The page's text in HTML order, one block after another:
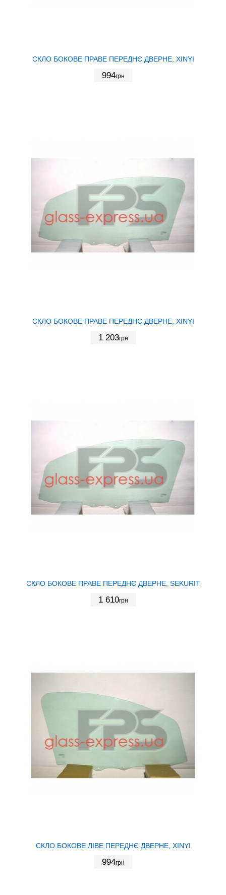
СКЛО БОКОВЕ ПРАВЕ ПЕРЕДНЄ ДВЕРНЕ, XINYI
994грн
СКЛО БОКОВЕ ПРАВЕ ПЕРЕДНЄ ДВЕРНЕ, XINYI
1 203грн
СКЛО БОКОВЕ ПРАВЕ ПЕРЕДНЄ ДВЕРНЕ, SEKURIT
1 610грн
СКЛО БОКОВЕ ЛІВЕ ПЕРЕДНЄ ДВЕРНЕ, XINYI
994грн